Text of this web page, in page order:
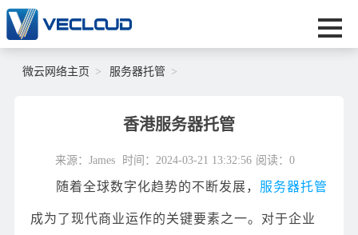
微云网络主页 服务器托管
香港服务器托管
来源：James 时间：2024-03-21 13:32:56 阅读： 0
随着全球数字化趋势的不断发展， 服务器托管
成为了现代商业运作的关键要素之一。对于企业